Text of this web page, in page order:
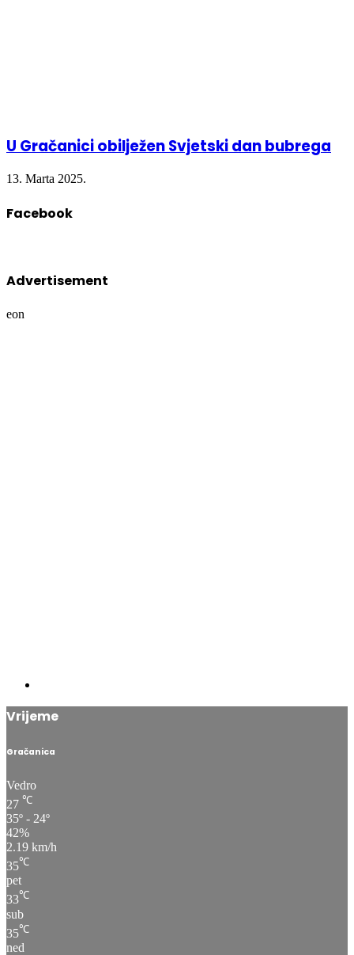
U Gračanici obilježen Svjetski dan bubrega
13. Marta 2025.
Facebook
Advertisement
eon
Vrijeme
Gračanica
Vedro
27 ℃
35º - 24º
42%
2.19 km/h
35℃
pet
33℃
sub
35℃
ned